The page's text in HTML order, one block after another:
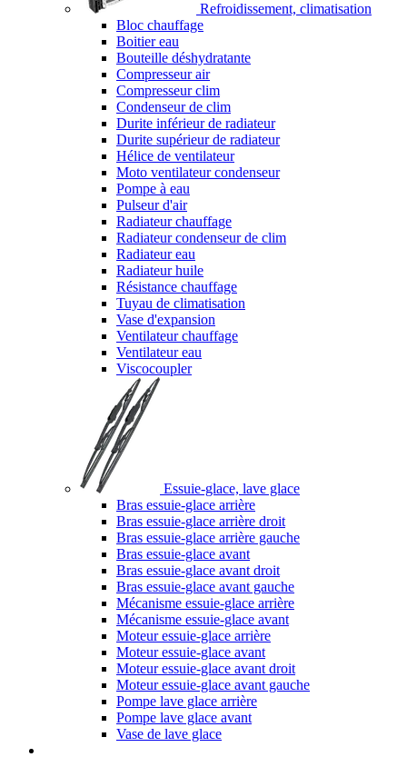
Refroidissement, climatisation
Bloc chauffage
Boitier eau
Bouteille déshydratante
Compresseur air
Compresseur clim
Condenseur de clim
Durite inférieur de radiateur
Durite supérieur de radiateur
Hélice de ventilateur
Moto ventilateur condenseur
Pompe à eau
Pulseur d'air
Radiateur chauffage
Radiateur condenseur de clim
Radiateur eau
Radiateur huile
Résistance chauffage
Tuyau de climatisation
Vase d'expansion
Ventilateur chauffage
Ventilateur eau
Viscocoupler
Essuie-glace, lave glace
Bras essuie-glace arrière
Bras essuie-glace arrière droit
Bras essuie-glace arrière gauche
Bras essuie-glace avant
Bras essuie-glace avant droit
Bras essuie-glace avant gauche
Mécanisme essuie-glace arrière
Mécanisme essuie-glace avant
Moteur essuie-glace arrière
Moteur essuie-glace avant
Moteur essuie-glace avant droit
Moteur essuie-glace avant gauche
Pompe lave glace arrière
Pompe lave glace avant
Vase de lave glace